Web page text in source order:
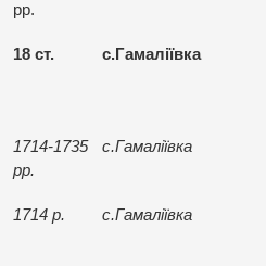
рр.
18 ст. с.Гамалiївка
1714-1735
рр.
с.Гамалiївка
1714 р. с.Гамалiївка